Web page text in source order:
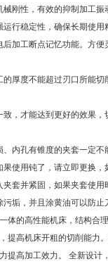
刚性，有效的抑制加工振
行稳定性，确保长期使用
工断点记忆功能。方便
度不能超过刃口所能切
才能达到更好的效果，
孔有锥度的夹套一定不
用钝了，请立即更换，
并紧固，如果夹套使用
，并且涂黄油可以防止
的高性能机床，结构合
提高机床开粗的切削能力
高加工效力。 全新设计